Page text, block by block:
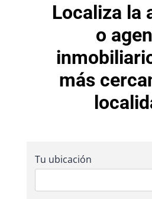
Localiza la
o
más
Tu ubicación